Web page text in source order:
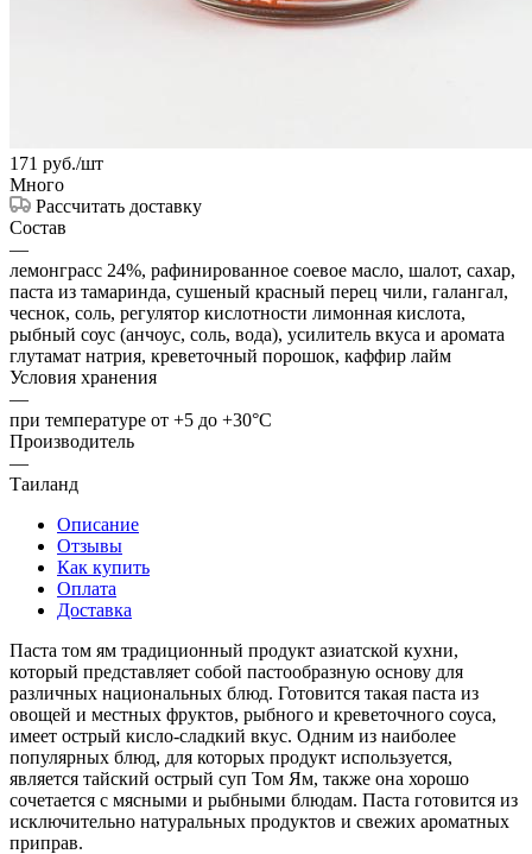
171 руб./шт
Много
Рассчитать доставку
Состав
—
лемонграсс 24%, рафинированное соевое масло, шалот, сахар,
паста из тамаринда, сушеный красный перец чили, галангал,
чеснок, соль, регулятор кислотности лимонная кислота,
рыбный соус (анчоус, соль, вода), усилитель вкуса и аромата
глутамат натрия, креветочный порошок, каффир лайм
Условия хранения
—
при температуре от +5 до +30°С
Производитель
—
Таиланд
Описание
Отзывы
Как купить
Оплата
Доставка
Паста том ям традиционный продукт азиатской кухни,
который представляет собой пастообразную основу для
различных национальных блюд. Готовится такая паста из
овощей и местных фруктов, рыбного и креветочного соуса,
имеет острый кисло-сладкий вкус. Одним из наиболее
популярных блюд, для которых продукт используется,
является тайский острый суп Том Ям, также она хорошо
сочетается с мясными и рыбными блюдам. Паста готовится из
исключительно натуральных продуктов и свежих ароматных
приправ.